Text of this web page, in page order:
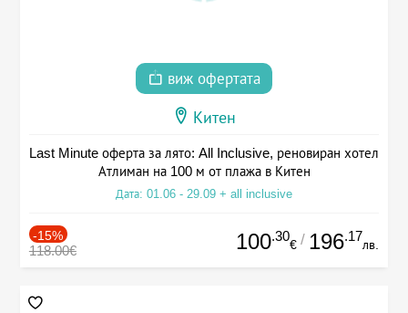
виж офертата
Китен
Last Minute оферта за лято: All Inclusive, реновиран хотел
Атлиман на 100 м от плажа в Китен
Дата: 01.06 - 29.09 + all inclusive
-15%
118.00€ 100.30
€ / 196.17
лв.